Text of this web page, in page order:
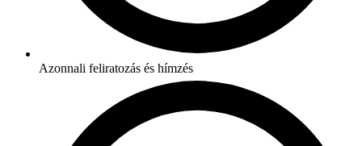
Azonnali feliratozás és hímzés